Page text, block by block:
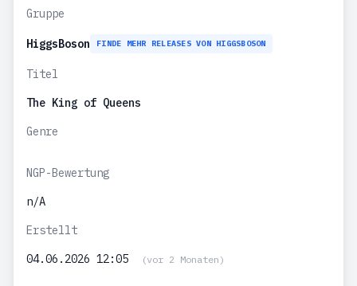
Gruppe
HiggsBoson FINDE MEHR RELEASES VON HIGGSBOSON
Titel
The King of Queens
Genre
NGP-Bewertung
n/A
Erstellt
04.06.2026 12:05
(vor 2 Monaten)